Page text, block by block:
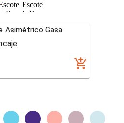
Asimétrico Gasa